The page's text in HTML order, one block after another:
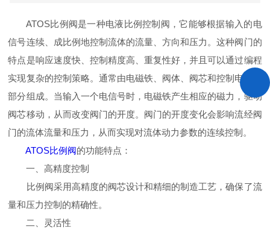
ATOS比例阀是一种电液比例控制阀，它能够根据输入的电
信号连续、成比例地控制流体的流量、方向和压力。这种阀门的
特点是响应速度快、控制精度高、重复性好，并且可以通过编程
实现复杂的控制策略。通常由电磁铁、阀体、阀芯和控制电路等
部分组成。当输入一个电信号时，电磁铁产生相应的磁力，驱动
阀芯移动，从而改变阀门的开度。阀门的开度变化会影响流经阀
门的流体流量和压力，从而实现对流体动力参数的连续控制。
ATOS比例阀的功能特点：
一、高精度控制
比例阀采用高精度的阀芯设计和精细的制造工艺，确保了流
量和压力控制的精确性。
二、灵活性